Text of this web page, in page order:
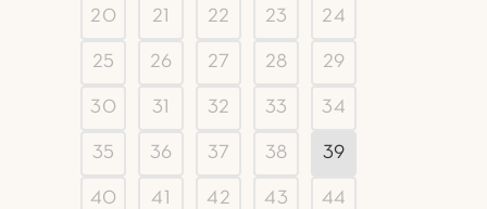
20 21 22 23 24
25 26 27 28 29
30 31 32 33 34
35 36 37 38 39
40 41 42 43 44